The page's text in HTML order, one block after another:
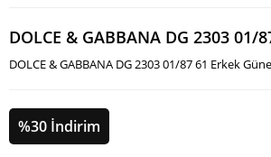
DOLCE & GABBANA DG 2303 01/
DOLCE & GABBANA DG 2303 01/87 61 Erkek
%30 İndirim